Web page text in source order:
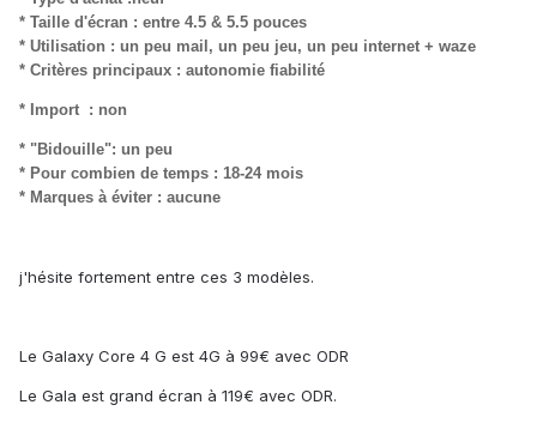
* Taille d'écran : entre 4.5 & 5.5 pouces
* Utilisation : un peu mail, un peu jeu, un peu internet + waze
* Critères principaux : autonomie fiabilité
* Import : non
* "Bidouille": un peu
* Pour combien de temps : 18-24 mois
* Marques à éviter : aucune
j'hésite fortement entre ces 3 modèles.
Le Galaxy Core 4 G est 4G à 99€ avec ODR
Le Gala est grand écran à 119€ avec ODR.